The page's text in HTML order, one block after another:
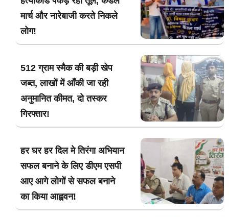
मार्च और नारेबाजी करते निकले
लोग!
512 ग्राम स्मैक की बड़ी खेप
जब्त, लाखों में आँकी जा रही
अनुमानित कीमत, दो तस्कर
गिरफ्तार!
हर घर हर दिल मे तिरंगा अभियान
सफल बनाने के लिए डीएम एसपी
आए आगे लोगों से सफल बनाने
का किया आह्ववन!